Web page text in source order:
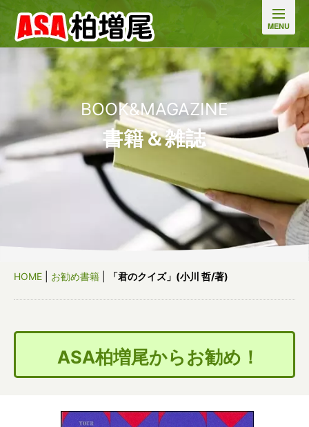
BOOK&MAGAZINE
書籍＆雑誌
HOME お勧め書籍 「君のクイズ」(小川 哲/著)
ASA柏増尾からお勧め！